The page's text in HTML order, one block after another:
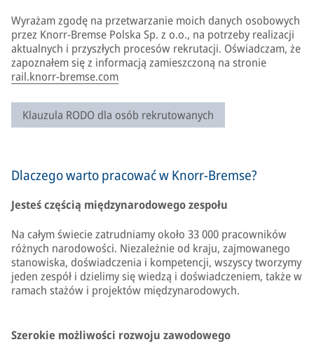
Wyrażam zgodę na przetwarzanie moich danych osobowych
przez Knorr-Bremse Polska Sp. z o.o., na potrzeby realizacji
aktualnych i przyszłych procesów rekrutacji. Oświadczam, że
zapoznałem się z informacją zamieszczoną na stronie
rail.knorr-bremse.com
Klauzula RODO dla osób rekrutowanych
Dlaczego warto pracować w Knorr-Bremse?
Jesteś częścią międzynarodowego zespołu
Na całym świecie zatrudniamy około 33 000 pracowników
różnych narodowości. Niezależnie od kraju, zajmowanego
stanowiska, doświadczenia i kompetencji, wszyscy tworzymy
jeden zespół i dzielimy się wiedzą i doświadczeniem, także w
ramach stażów i projektów międzynarodowych.
Szerokie możliwości rozwoju zawodowego